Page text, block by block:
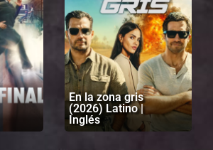
En la zona gris
(2026) Latino |
Inglés